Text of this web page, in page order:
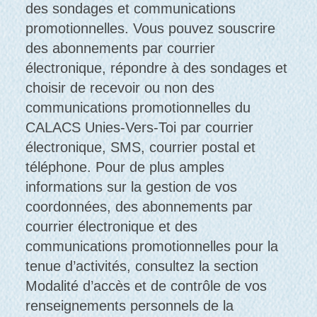
des sondages et communications
promotionnelles. Vous pouvez souscrire
des abonnements par courrier
électronique, répondre à des sondages et
choisir de recevoir ou non des
communications promotionnelles du
CALACS Unies-Vers-Toi par courrier
électronique, SMS, courrier postal et
téléphone. Pour de plus amples
informations sur la gestion de vos
coordonnées, des abonnements par
courrier électronique et des
communications promotionnelles pour la
tenue d’activités, consultez la section
Modalité d’accès et de contrôle de vos
renseignements personnels de la